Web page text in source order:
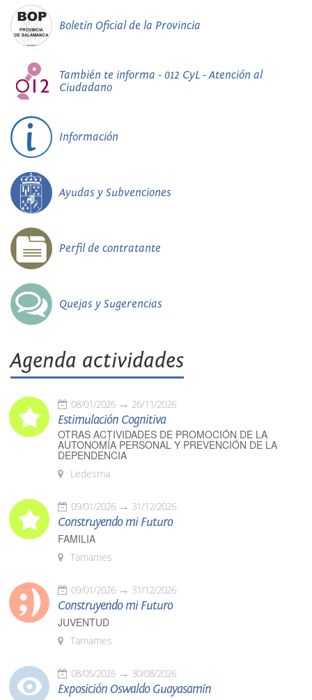
Boletín Oficial de la Provincia
También te informa - 012 CyL - Atención al
Ciudadano
Información
Ayudas y Subvenciones
Perfil de contratante
Quejas y Sugerencias
Agenda actividades
08/01/2026 26/11/2026
Estimulación Cognitiva
OTRAS ACTIVIDADES DE PROMOCIÓN DE LA
AUTONOMÍA PERSONAL Y PREVENCIÓN DE LA
DEPENDENCIA
Ledesma
09/01/2026 31/12/2026
Construyendo mi Futuro
FAMILIA
Tamames
09/01/2026 31/12/2026
Construyendo mi Futuro
JUVENTUD
Tamames
08/05/2026 30/08/2026
Exposición Oswaldo Guayasamín